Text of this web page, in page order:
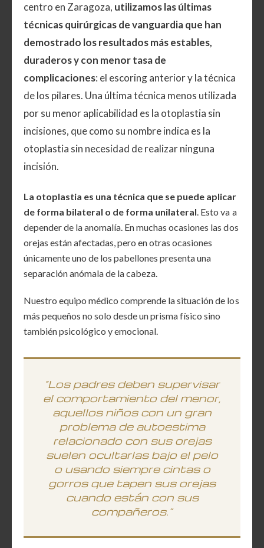
centro en Zaragoza, utilizamos las últimas
técnicas quirúrgicas de vanguardia que han
demostrado los resultados más estables,
duraderos y con menor tasa de
complicaciones: el escoring anterior y la técnica
de los pilares. Una última técnica menos utilizada
por su menor aplicabilidad es la otoplastia sin
incisiones, que como su nombre indica es la
otoplastia sin necesidad de realizar ninguna
incisión.
La otoplastia es una técnica que se puede aplicar
de forma bilateral o de forma unilateral . Esto va a
depender de la anomalía. En muchas ocasiones las dos
orejas están afectadas, pero en otras ocasiones
únicamente uno de los pabellones presenta una
separación anómala de la cabeza.
Nuestro equipo médico comprende la situación de los
más pequeños no solo desde un prisma físico sino
también psicológico y emocional.
“Los padres deben supervisar
el comportamiento del menor,
aquellos niños con un gran
problema de autoestima
relacionado con sus orejas
suelen ocultarlas bajo el pelo
o usando siempre cintas o
gorros que tapen sus orejas
cuando están con sus
compañeros.”